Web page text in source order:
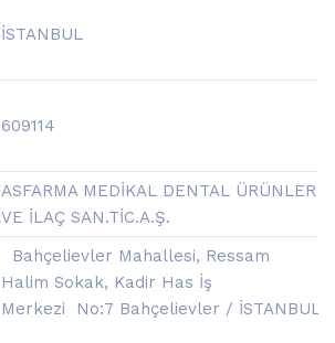
İSTANBUL
609114
ASFARMA MEDİKAL DENTAL ÜRÜNLER
VE İLAÇ SAN.TİC.A.Ş.
Bahçelievler Mahallesi, Ressam
Halim Sokak, Kadir Has İş
Merkezi No:7 Bahçelievler / İSTANBUL